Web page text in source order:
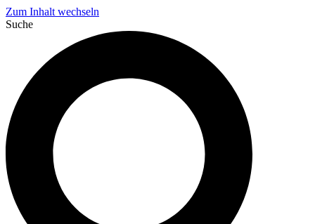
Zum Inhalt wechseln
Suche